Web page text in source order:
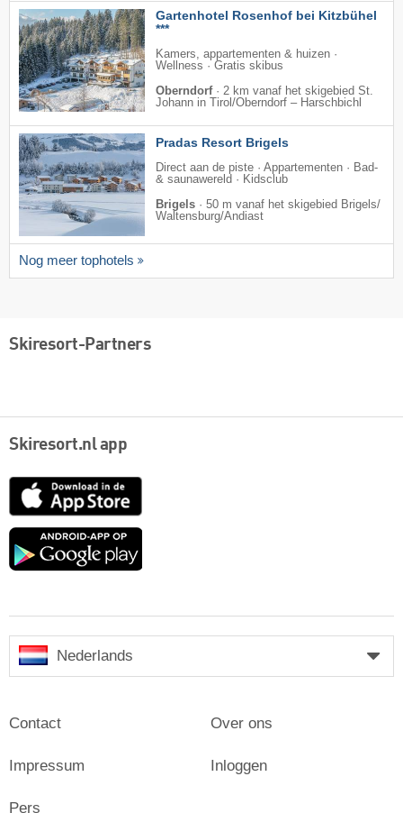
Gartenhotel Rosenhof bei Kitzbühel
***
Kamers, appartementen & huizen ·
Wellness · Gratis skibus
Oberndorf · 2 km vanaf het skigebied St.
Johann in Tirol/​Oberndorf – Harschbichl
Pradas Resort Brigels
Direct aan de piste · Appartementen · Bad-
& saunawereld · Kidsclub
Brigels · 50 m vanaf het skigebied Brigels/​
Waltensburg/​Andiast
Nog meer tophotels
Skiresort-Partners
Skiresort.nl app
App
Google
Nederlands
Contact
Impressum
Pers
Over ons
Inloggen